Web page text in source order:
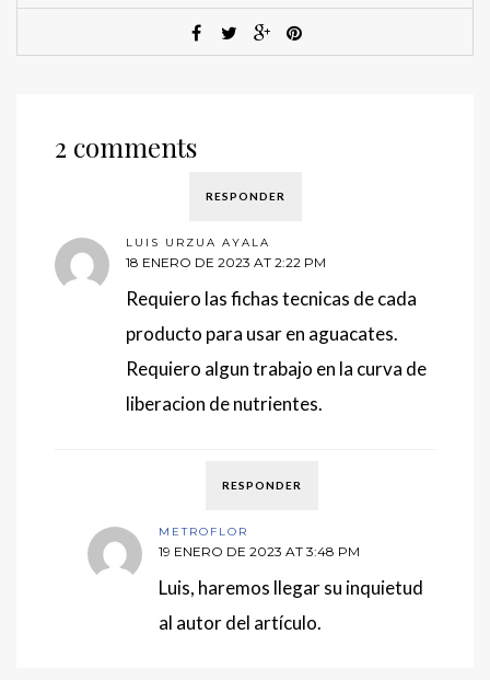
2 comments
RESPONDER
LUIS URZUA AYALA
18 ENERO DE 2023 AT 2:22 PM
Requiero las fichas tecnicas de cada
producto para usar en aguacates.
Requiero algun trabajo en la curva de
liberacion de nutrientes.
RESPONDER
METROFLOR
19 ENERO DE 2023 AT 3:48 PM
Luis, haremos llegar su inquietud
al autor del artículo.